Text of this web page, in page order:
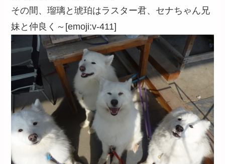
その間、瑠璃と琥珀はラスター君、セナちゃん兄
妹と仲良く～[emoji:v-411]